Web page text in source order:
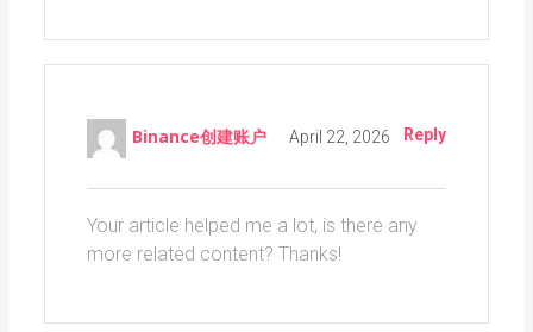
Binance创建账户 April 22, 2026 Reply
Your article helped me a lot, is there any
more related content? Thanks!